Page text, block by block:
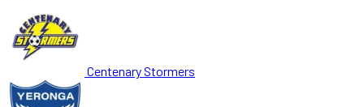
Centenary Stormers